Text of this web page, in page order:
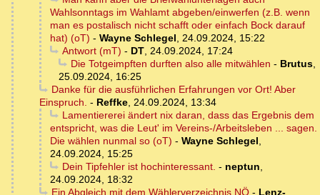
Wahlsonntags im Wahlamt abgeben/einwerfen (z.B. wenn
man es postalisch nicht schafft oder einfach Bock darauf
hat) (oT) - Wayne Schlegel, 24.09.2024, 15:22
Antwort (mT) - DT, 24.09.2024, 17:24
Die Totgeimpften durften also alle mitwählen - Brutus,
25.09.2024, 16:25
Danke für die ausführlichen Erfahrungen vor Ort! Aber
Einspruch. - Reffke, 24.09.2024, 13:34
Lamentiererei ändert nix daran, dass das Ergebnis dem
entspricht, was die Leut' im Vereins-/Arbeitsleben ... sagen.
Die wählen nunmal so (oT) - Wayne Schlegel,
24.09.2024, 15:25
Dein Tipfehler ist hochinteressant. - neptun,
24.09.2024, 18:32
Ein Abgleich mit dem Wählerverzeichnis NÖ- Lenz-